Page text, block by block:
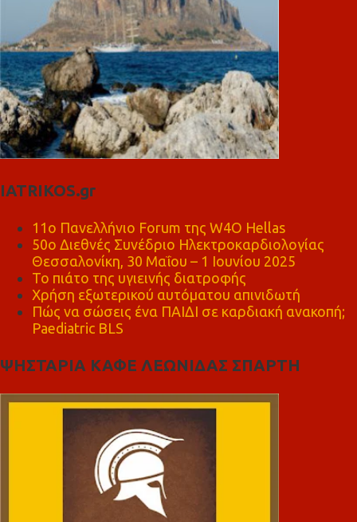
IATRIKOS.gr
11ο Πανελλήνιο Forum της W4O Hellas
50ο Διεθνές Συνέδριο Ηλεκτροκαρδιολογίας
Θεσσαλονίκη, 30 Μαΐου – 1 Ιουνίου 2025
Το πιάτο της υγιεινής διατροφής
Χρήση εξωτερικού αυτόματου απινιδωτή
Πώς να σώσεις ένα ΠΑΙΔΙ σε καρδιακή ανακοπή;
Paediatric BLS
ΨΗΣΤΑΡΙΑ ΚΑΦΕ ΛΕΩΝΙΔΑΣ ΣΠΑΡΤΗ